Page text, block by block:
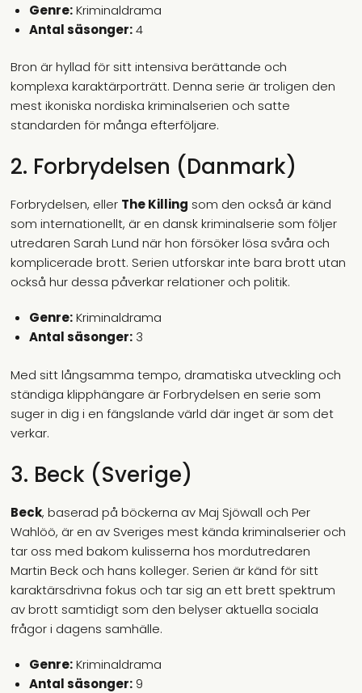
Genre:Kriminaldrama
Antal säsonger:4
Bron är hyllad för sitt intensiva berättande och
komplexa karaktärporträtt. Denna serie är troligen den
mest ikoniska nordiska kriminalserien och satte
standarden för många efterföljare.
2. Forbrydelsen (Danmark)
Forbrydelsen, eller The Killing som den också är känd
som internationellt, är en dansk kriminalserie som följer
utredaren Sarah Lund när hon försöker lösa svåra och
komplicerade brott. Serien utforskar inte bara brott utan
också hur dessa påverkar relationer och politik.
Genre:Kriminaldrama
Antal säsonger:3
Med sitt långsamma tempo, dramatiska utveckling och
ständiga klipphängare är Forbrydelsen en serie som
suger in dig i en fängslande värld där inget är som det
verkar.
3. Beck (Sverige)
Beck, baserad på böckerna av Maj Sjöwall och Per
Wahlöö, är en av Sveriges mest kända kriminalserier och
tar oss med bakom kulisserna hos mordutredaren
Martin Beck och hans kolleger. Serien är känd för sitt
karaktärsdrivna fokus och tar sig an ett brett spektrum
av brott samtidigt som den belyser aktuella sociala
frågor i dagens samhälle.
Genre:Kriminaldrama
Antal säsonger:9